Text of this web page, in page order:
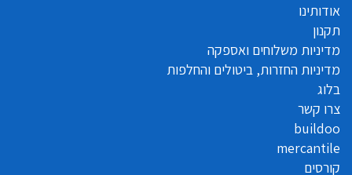
אודותינו
תקנון
מדיניות משלוחים ואספקה
מדיניות החזרות, ביטולים והחלפות
בלוג
צרו קשר
buildoo
mercantile
קורסים